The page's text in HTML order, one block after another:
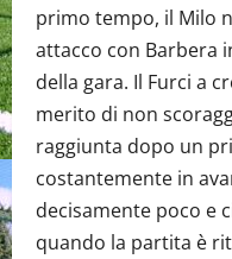
primo tempo, il Milo
attacco con Barbera
della gara. Il Furci a
merito di non
raggiunta dopo un
costantemente in
decisamente poco e
quando la partita è